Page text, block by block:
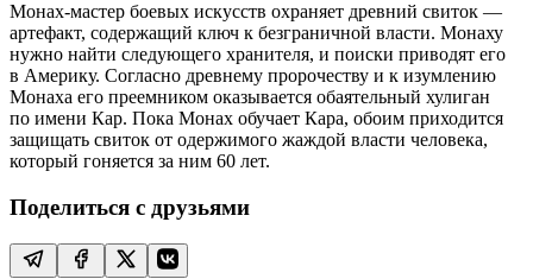
Монах-мастер боевых искусств охраняет древний свиток —
артефакт, содержащий ключ к безграничной власти. Монаху
нужно найти следующего хранителя, и поиски приводят его
в Америку. Согласно древнему пророчеству и к изумлению
Монаха его преемником оказывается обаятельный хулиган
по имени Кар. Пока Монах обучает Кара, обоим приходится
защищать свиток от одержимого жаждой власти человека,
который гоняется за ним 60 лет.
Поделиться с друзьями